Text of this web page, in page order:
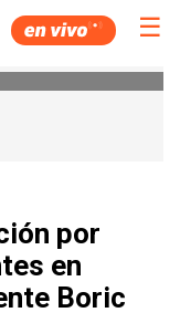
☰
por
en
Boric